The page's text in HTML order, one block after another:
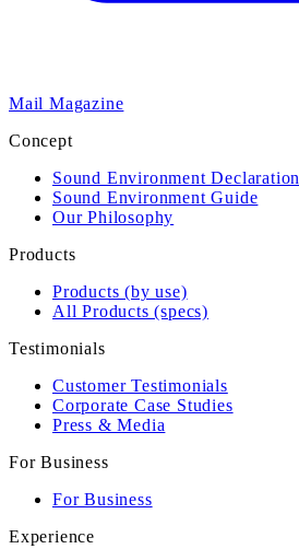
Mail Magazine
Concept
Sound Environment Declaration
Sound Environment Guide
Our Philosophy
Products
Products (by use)
All Products (specs)
Testimonials
Customer Testimonials
Corporate Case Studies
Press & Media
For Business
For Business
Experience